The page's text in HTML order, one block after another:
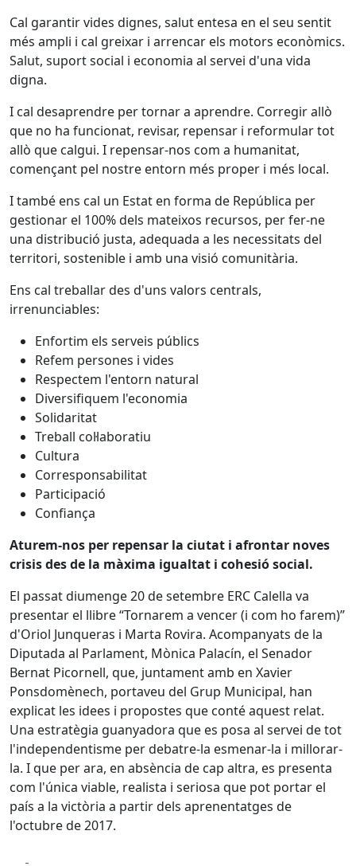
Cal garantir vides dignes, salut entesa en el seu sentit
més ampli i cal greixar i arrencar els motors econòmics.
Salut, suport social i economia al servei d'una vida
digna.
I cal desaprendre per tornar a aprendre. Corregir allò
que no ha funcionat, revisar, repensar i reformular tot
allò que calgui. I repensar-nos com a humanitat,
començant pel nostre entorn més proper i més local.
I també ens cal un Estat en forma de República per
gestionar el 100% dels mateixos recursos, per fer-ne
una distribució justa, adequada a les necessitats del
territori, sostenible i amb una visió comunitària.
Ens cal treballar des d'uns valors centrals,
irrenunciables:
Enfortim els serveis públics
Refem persones i vides
Respectem l'entorn natural
Diversifiquem l'economia
Solidaritat
Treball col·laboratiu
Cultura
Corresponsabilitat
Participació
Confiança
Aturem-nos per repensar la ciutat i afrontar noves
crisis des de la màxima igualtat i cohesió social.
El passat diumenge 20 de setembre ERC Calella va
presentar el llibre “Tornarem a vencer (i com ho farem)”
d'Oriol Junqueras i Marta Rovira. Acompanyats de la
Diputada al Parlament, Mònica Palacín, el Senador
Bernat Picornell, que, juntament amb en Xavier
Ponsdomènech, portaveu del Grup Municipal, han
explicat les idees i propostes que conté aquest relat.
Una estratègia guanyadora que es posa al servei de tot
l'independentisme per debatre-la esmenar-la i millorar-
la. I que per ara, en absència de cap altra, es presenta
com l'única viable, realista i seriosa que pot portar el
país a la victòria a partir dels aprenentatges de
l'octubre de 2017.